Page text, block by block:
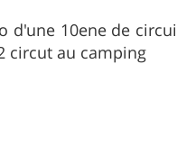
d'une 10ene de
circut au camping